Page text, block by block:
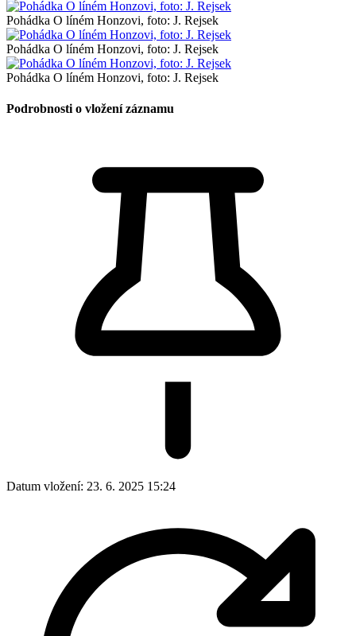
Pohádka O líném Honzovi, foto: J. Rejsek
Pohádka O líném Honzovi, foto: J. Rejsek
Pohádka O líném Honzovi, foto: J. Rejsek
Podrobnosti o vložení záznamu
Datum vložení: 23. 6. 2025 15:24